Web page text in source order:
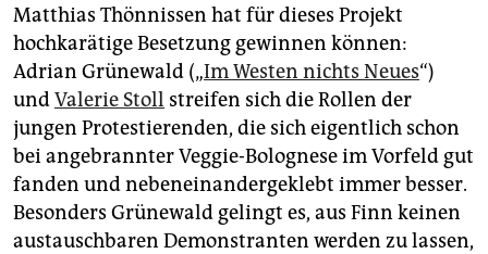
Matthias Thönnissen hat für dieses Projekt
hochkarätige Besetzung gewinnen können:
Adrian Grünewald („Im Westen nichts Neues“)
undValerie Stoll streifen sich die Rollen der
jungen Protestierenden, die sich eigentlich schon
bei angebrannter Veggie-Bo­lognese im Vorfeld gut
fanden und nebeneinandergeklebt immer besser.
Besonders Grünewald gelingt es, aus Finn keinen
austauschbaren Demons­tranten werden zu lassen,